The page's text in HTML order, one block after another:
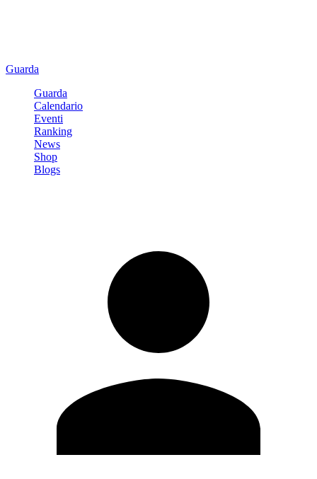
Guarda
Guarda
Calendario
Eventi
Ranking
News
Shop
Blogs